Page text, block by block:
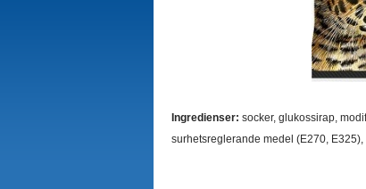
Ingredienser: socker, glukossirap,
surhetsreglerande medel (E270,